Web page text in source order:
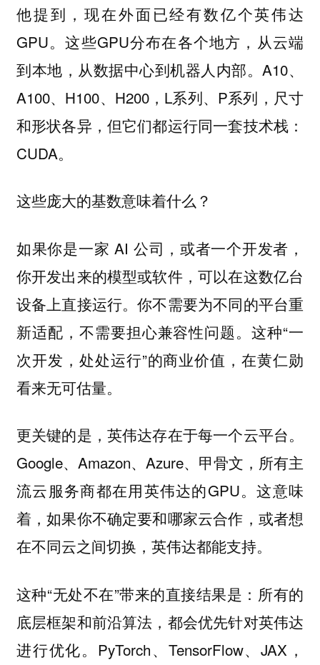
他提到，现在外面已经有数亿个英伟达
GPU。这些GPU分布在各个地方，从云端
到本地，从数据中心到机器人内部。A10、
A100、H100、H200，L系列、P系列，尺寸
和形状各异，但它们都运行同一套技术栈：
CUDA。
这些庞大的基数意味着什么？
如果你是一家 AI 公司，或者一个开发者，
你开发出来的模型或软件，可以在这数亿台
设备上直接运行。你不需要为不同的平台重
新适配，不需要担心兼容性问题。这种“一
次开发，处处运行”的商业价值，在黄仁勋
看来无可估量。
更关键的是，英伟达存在于每一个云平台。
Google、Amazon、Azure、甲骨文，所有主
流云服务商都在用英伟达的GPU。这意味
着，如果你不确定要和哪家云合作，或者想
在不同云之间切换，英伟达都能支持。
这种“无处不在”带来的直接结果是：所有的
底层框架和前沿算法，都会优先针对英伟达
进行优化。PyTorch、TensorFlow、JAX，